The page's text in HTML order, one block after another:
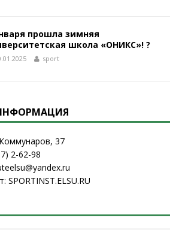
прошла зимняя
школа «ОНИКС»! ?
sport
37
2-62-98